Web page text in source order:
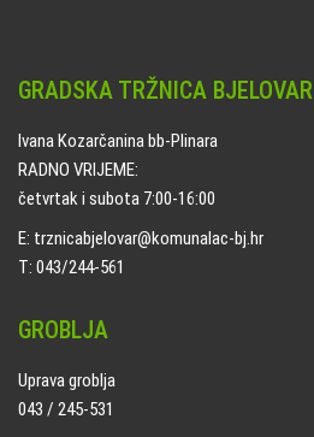
GRADSKA TRŽNICA BJELOVAR
Ivana Kozarčanina bb-Plinara
RADNO VRIJEME:
četvrtak i subota 7:00-16:00
E: trznicabjelovar@komunalac-bj.hr
T: 043/244-561
GROBLJA
Uprava groblja
043 / 245-531